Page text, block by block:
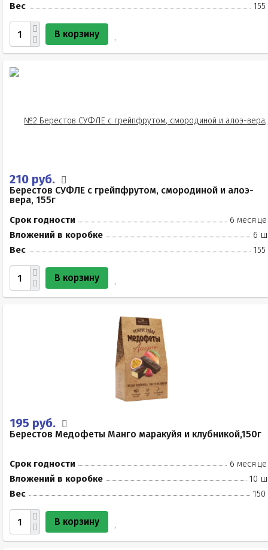
Вес
155
В корзину
210 руб.
Берестов СУФЛЕ с грейпфрутом, смородиной и алоэ-
вера, 155г
Срок годности
6
Вложений в коробке
6
Вес
155
В корзину
195 руб.
Берестов Медофеты Манго маракуйя и клубникой,150г
Срок годности
6
Вложений в коробке
10
Вес
150
В корзину